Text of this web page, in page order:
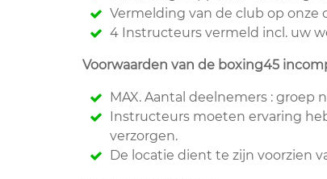
Vermelding van de club op onze
4 Instructeurs vermeld incl. uw
Voorwaarden van de boxing45
MAX. Aantal deelnemers :
Instructeurs moeten ervaring
verzorgen.
De locatie dient te zijn voorzien